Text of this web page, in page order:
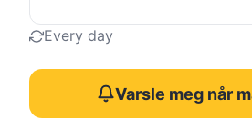
Every day
Varsle meg når